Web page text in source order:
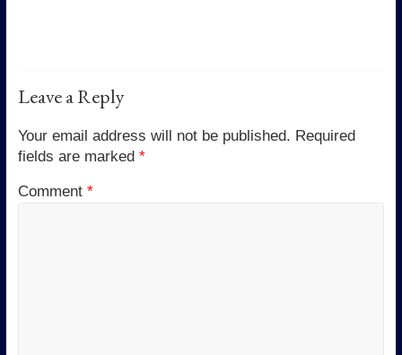
Leave a Reply
Your email address will not be published. Required
fields are marked *
Comment *